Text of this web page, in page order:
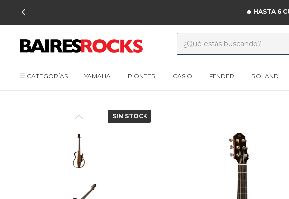
🔥 HASTA 6
☰ CATEGORÍAS YAMAHA PIONEER CASIO FENDER ROLAND
SIN STOCK